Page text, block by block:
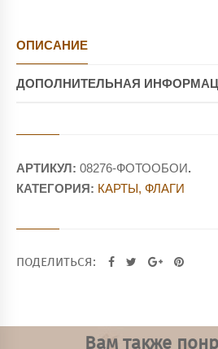
ОПИСАНИЕ
ДОПОЛНИТЕЛЬНАЯ
АРТИКУЛ: 08276-ФОТООБОИ.
КАТЕГОРИЯ: КАРТЫ, ФЛАГИ
ПОДЕЛИТЬСЯ:
Вам также